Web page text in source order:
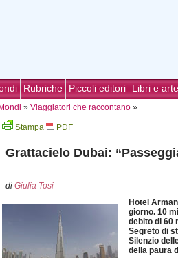
Rubriche Piccoli editori Libri e arte
Mondi » Viaggiatori che raccontano »
Stampa PDF
Grattacielo Dubai:
di Giulia Tosi
Hotel
giorno. 10
debito di 60
Segreto di
Silenzio
della paura